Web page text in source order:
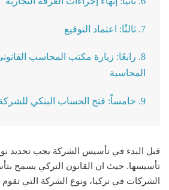
7. ثالثًا: اعتماد التوقيع
8. رابعًا: زيارة مكتب المحاسب
المحاسبة
9. خامساً: فتح الحساب البنكي للشركة وإيداع رأس المال
قبل البدء في تأسيس الشركة يجب تحديد
الشركات في تركيا، ونوع الشركة التي